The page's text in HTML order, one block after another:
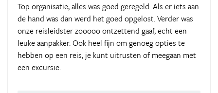
Top organisatie, alles was goed geregeld. Als er iets aan
de hand was dan werd het goed opgelost. Verder was
onze reisleidster zooooo ontzettend gaaf, echt een
leuke aanpakker. Ook heel fijn om genoeg opties te
hebben op een reis, je kunt uitrusten of meegaan met
een excursie.